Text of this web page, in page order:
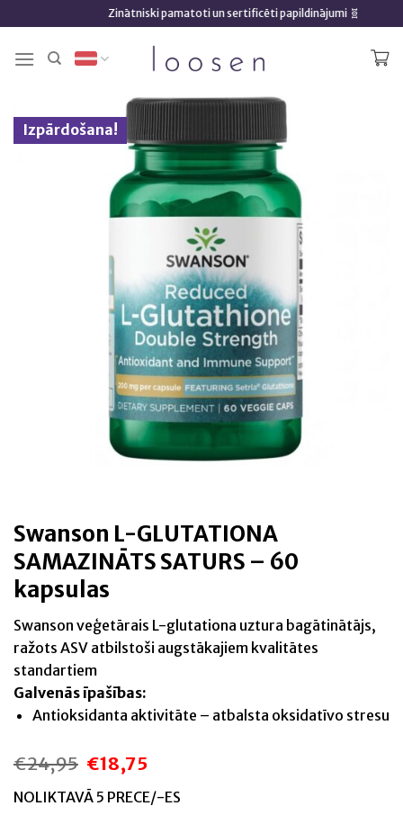
content
Zinātniski pamatoti un sertificēti papildinājumi 🧬
Izpārdošana!
Swanson L-GLUTATIONA
SAMAZINĀTS SATURS – 60
kapsulas
Swanson veģetārais L-glutationa uztura bagātinātājs,
ražots ASV atbilstoši augstākajiem kvalitātes
standartiem
Galvenās īpašības:
Antioksidanta aktivitāte – atbalsta oksidatīvo stresu
€24,95 Original
price
was:
€24,95.
€18,75
is:
€18,75.
NOLIKTAVĀ 5 PRECE/-ES